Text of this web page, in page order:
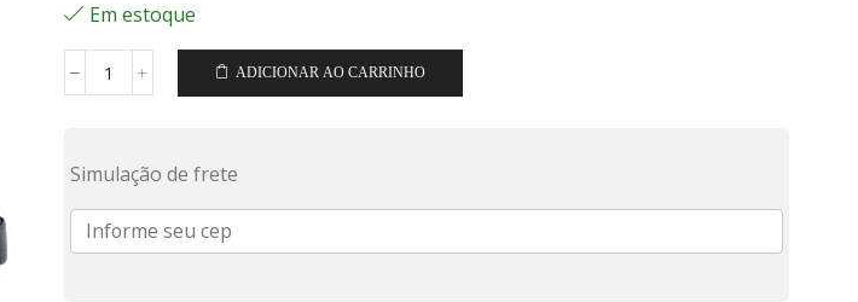
Em estoque
ADICIONAR AO CARRINHO
Simulação de frete